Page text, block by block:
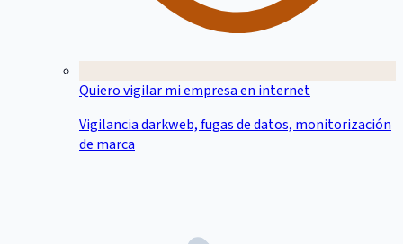
Quiero vigilar mi empresa en internet
Vigilancia darkweb, fugas de datos, monitorización
de marca